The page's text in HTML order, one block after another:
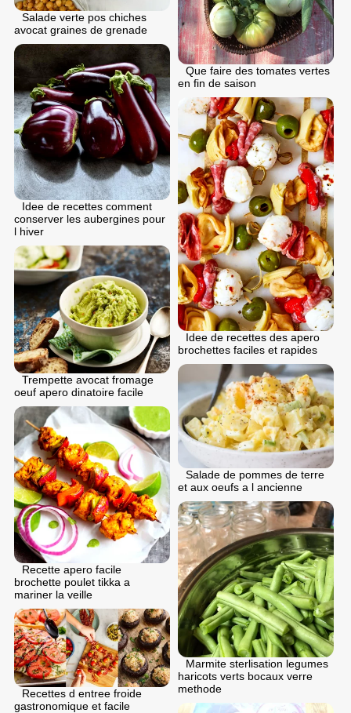
Salade verte pos chiches
avocat graines de grenade
Que faire des tomates vertes
en fin de saison
Idee de recettes comment
conserver les aubergines pour
l hiver
Idee de recettes des apero
brochettes faciles et rapides
Trempette avocat fromage
oeuf apero dinatoire facile
Salade de pommes de terre
et aux oeufs a l ancienne
Recette apero facile
brochette poulet tikka a
mariner la veille
Marmite sterlisation legumes
haricots verts bocaux verre
methode
Recettes d entree froide
gastronomique et facile